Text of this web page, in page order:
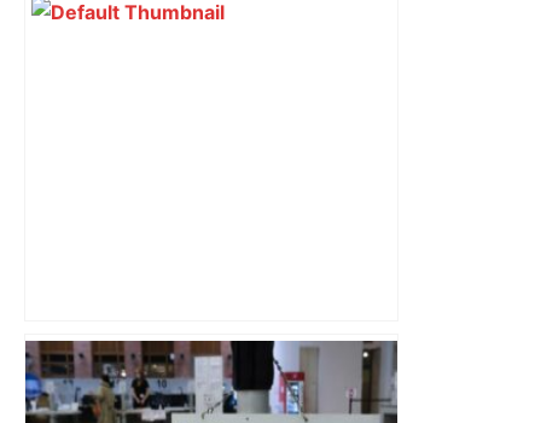
A680 Toulouse fermée dans les 2 sens
– Radio VINCI Autoroutes